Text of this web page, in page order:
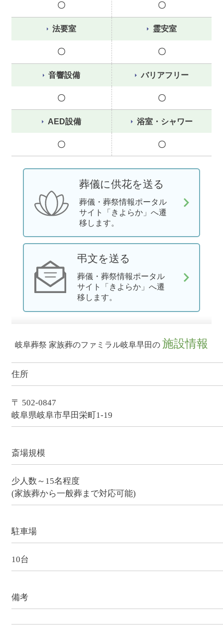
〇 〇
法要室
〇
霊安室
〇
音響設備
〇
バリアフリー
〇
AED設備
〇
浴室・シャワー
〇
葬儀に供花を送る
葬儀・葬祭情報ポータル
サイト「きよらか」へ遷
移します。
弔文を送る
葬儀・葬祭情報ポータル
サイト「きよらか」へ遷
移します。
岐阜葬祭 家族葬のファミラル岐阜早田の 施設情報
住所
〒 502-0847
岐阜県岐阜市早田栄町1-19
斎場規模
少人数～15名程度
(家族葬から一般葬まで対応可能)
駐車場
10台
備考